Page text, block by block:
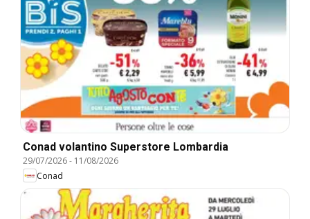
Conad volantino Superstore Lombardia
29/07/2026- 11/08/2026
Conad